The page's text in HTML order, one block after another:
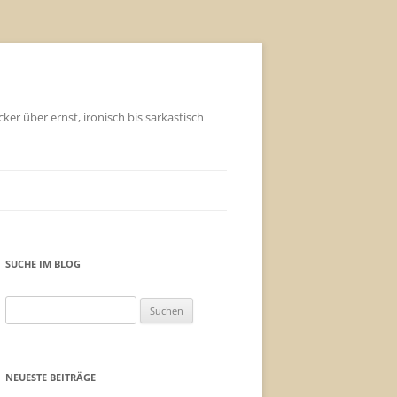
über ernst, ironisch bis sarkastisch
SUCHE IM BLOG
nach:
NEUESTE BEITRÄGE